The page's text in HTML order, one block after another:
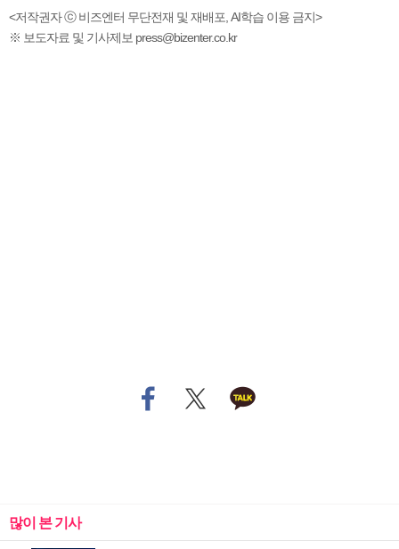
<저작권자 ⓒ 비즈엔터 무단전재 및 재배포, AI학습 이용 금지>
※ 보도자료 및 기사제보 press@bizenter.co.kr
많이 본 기사